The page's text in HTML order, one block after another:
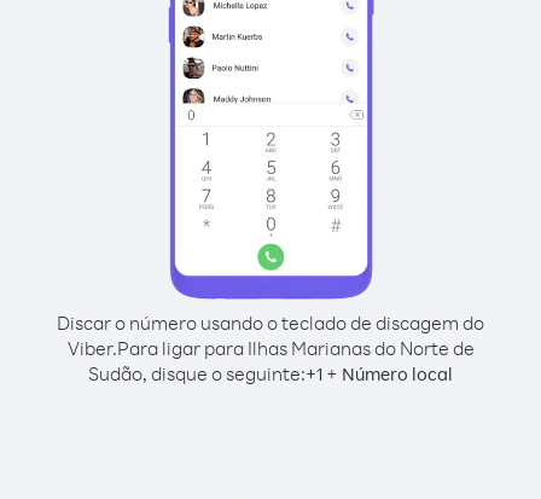
Discar o número usando o teclado de discagem do
Viber.Para ligar para Ilhas Marianas do Norte de
Sudão, disque o seguinte:+1 + Número local